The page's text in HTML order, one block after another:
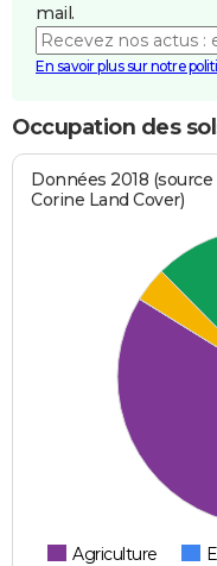
mail.
En savoir plus sur notre
Occupation des
Données 2018
Corine Land Cover)
Agriculture